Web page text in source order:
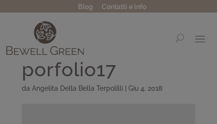
Blog Contatti e info
porfolio17
da Angelita Della Bella Terpolilli Giu 4, 2018